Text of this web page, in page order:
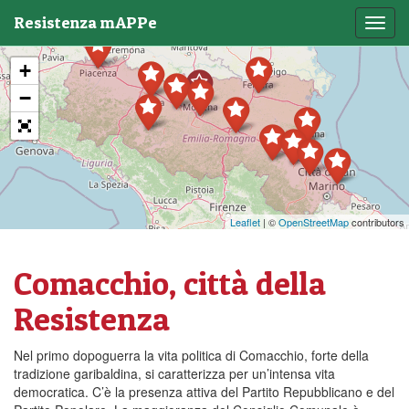
Resistenza mAPPe
+
−
Leaflet | ©OpenStreetMapcontributors
Comacchio, città della
Resistenza
Nel primo dopoguerra la vita politica di Comacchio, forte della
tradizione garibaldina, si caratterizza per un’intensa vita
democratica. C’è la presenza attiva del Partito Repubblicano e del